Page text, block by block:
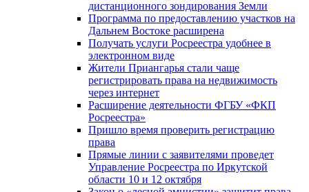
дистанционного зондирования Земли
Программа по предоставлению участков на
Дальнем Востоке расширена
Получать услуги Росреестра удобнее в
электронном виде
Жители Приангарья стали чаще
регистрировать права на недвижимость
через интернет
Расширение деятельности ФГБУ «ФКП
Росреестра»
Пришло время проверить регистрацию
права
Прямые линии с заявителями проведет
Управление Росреестра по Иркутской
области 10 и 12 октября